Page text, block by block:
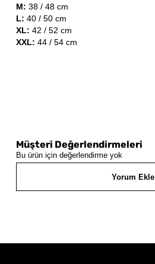
M: 38 / 48 cm
L: 40 / 50 cm
XL: 42 / 52 cm
XXL: 44 / 54 cm
Müşteri Değerlendirmeleri
Bu ürün için değerlendirme yok
Yorum Ekle